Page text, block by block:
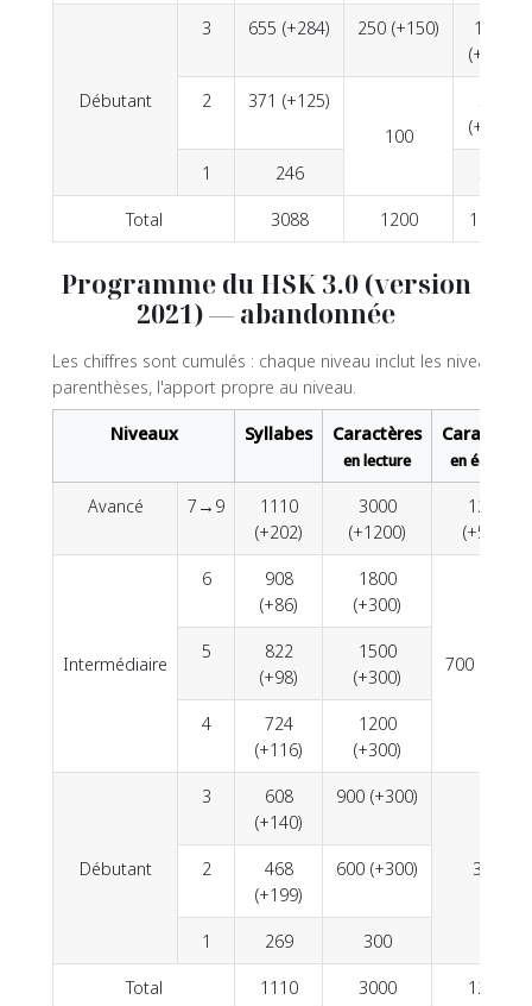
Débutant
3 655 (+284) 250 (+150)
1000
(+500)
2
371 (+125)
100
500
(+200)
1
246
Total
3088 1200 11000
Programme du HSK 3.0 (version
2021) — abandonnée
Les chiffres sont cumulés : chaque niveau inclut les niveaux
parenthèses, l'apport propre au niveau.
Niveaux
Syllabes Caractères
en lecture
Caractères
en écriture
Avancé 7→9
1110
(+202)
3000
(+1200)
1200
(+500)
Intermédiaire
6
908
(+86)
1800
(+300)
700 (+400)
5
822
(+98)
1500
(+300)
4
724
(+116)
1200
(+300)
Débutant
3
608
(+140)
900 (+300)
300
2
468
(+199)
600 (+300)
1 269
300
Total
1110 3000 1200